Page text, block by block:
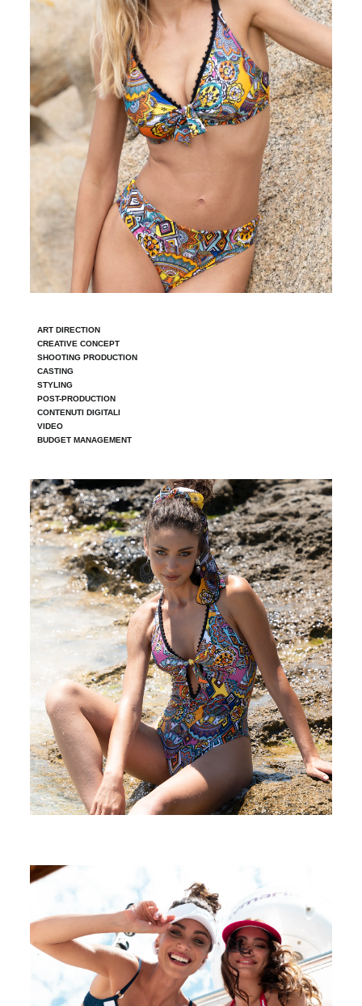
ART DIRECTION
CREATIVE CONCEPT
SHOOTING PRODUCTION
CASTING
STYLING
POST-PRODUCTION
CONTENUTI DIGITALI
VIDEO
BUDGET MANAGEMENT